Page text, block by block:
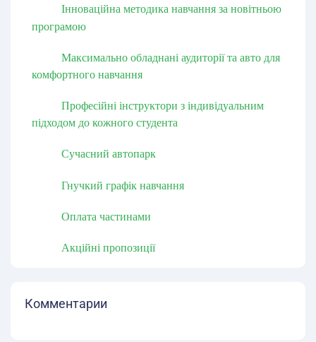
Інноваційна методика навчання за новітньою
програмою
Максимально обладнані аудиторії та авто для
комфортного навчання
Професійні інструктори з індивідуальним
підходом до кожного студента
Сучасний автопарк
Гнучкий графік навчання
Оплата частинами
Акційні пропозиції
Комментарии